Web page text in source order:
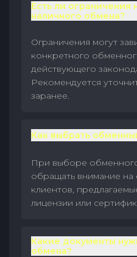
Есть ли ограничения
наличного обмена?
Ограничения могут
конкретного
действующего
Рекомендуется
заранее.
Как выбрать
При выборе
обращать внимание на
клиентов,
лицензии или
Какие документы
обмена?